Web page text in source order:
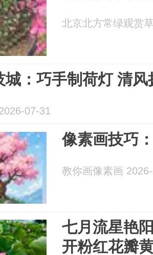
北京北方常绿观赏
城：巧手制荷灯 清风
07-31
像素画技巧
教你画像素画
七月流星艳
开粉红花瓣